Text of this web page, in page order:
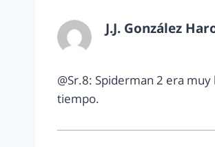
J.J. González
@Sr.8: Spiderman 2 era
tiempo.